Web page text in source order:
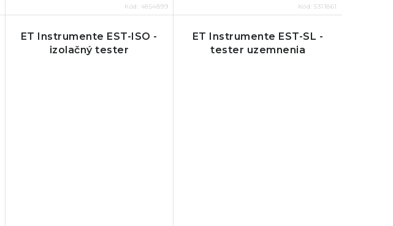
Kód: 4854899 Kód:5311861
ET Instrumente EST-ISO -
izolačný tester
ET Instrumente EST-SL -
tester uzemnenia